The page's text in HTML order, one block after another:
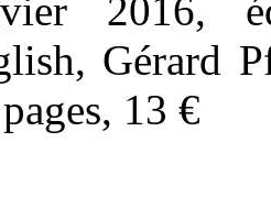
2016,
Gérard
13 €